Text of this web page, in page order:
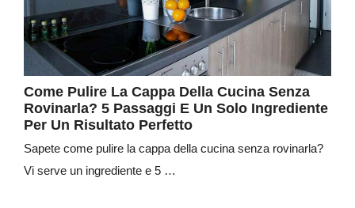
Come Pulire La Cappa Della Cucina Senza
Rovinarla? 5 Passaggi E Un Solo Ingrediente
Per Un Risultato Perfetto
Sapete come pulire la cappa della cucina senza rovinarla?
Vi serve un ingrediente e 5 …